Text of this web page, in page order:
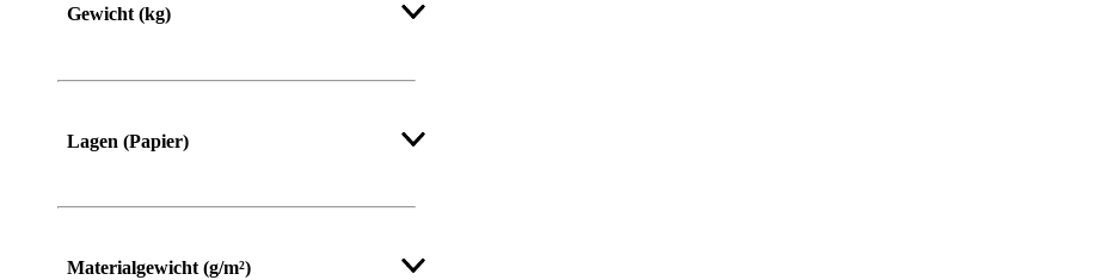
Gewicht (kg)
Lagen (Papier)
Materialgewicht (g/m²)